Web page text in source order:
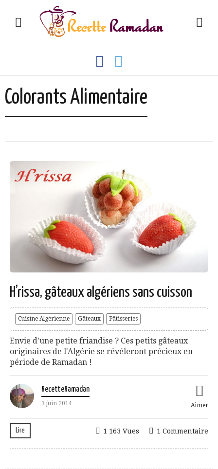
Colorants Alimentaire
H’rissa, gâteaux algériens sans cuisson
Cuisine Algérienne Gâteaux Pâtisseries
Envie d'une petite friandise ? Ces petits gâteaux
originaires de l'Algérie se révéleront précieux en
période de Ramadan !
RecetteRamadan
3 juin 2014 Aimer
Lire 1 Commentaire
1 163 Vues